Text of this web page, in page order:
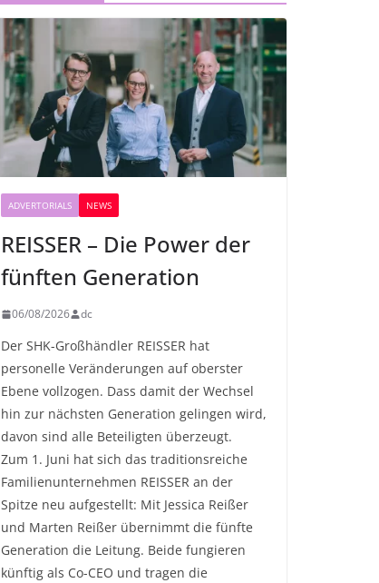
ADVERTORIALS NEWS
REISSER – Die Power der
fünften Generation
06/08/2026 dc
Der SHK-Großhändler REISSER hat
personelle Veränderungen auf oberster
Ebene vollzogen. Dass damit der Wechsel
hin zur nächsten Generation gelingen wird,
davon sind alle Beteiligten überzeugt.
Zum 1. Juni hat sich das traditionsreiche
Familienunternehmen REISSER an der
Spitze neu aufgestellt: Mit Jessica Reißer
und Marten Reißer übernimmt die fünfte
Generation die Leitung. Beide fungieren
künftig als Co-CEO und tragen die